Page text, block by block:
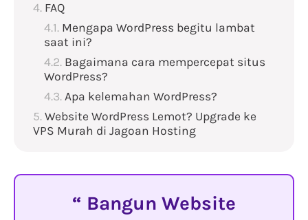
FAQ
Mengapa WordPress begitu lambat
saat ini?
Bagaimana cara mempercepat situs
WordPress?
Apa kelemahan WordPress?
Website WordPress Lemot? Upgrade ke
VPS Murah di Jagoan Hosting
Bangun Website